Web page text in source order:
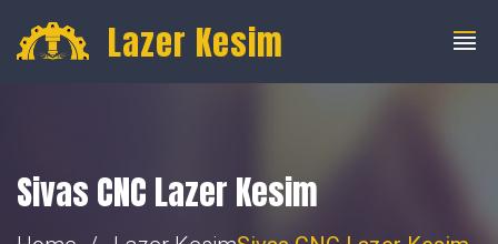
info@fibercnclazer.com
Lazer Kesim
Sivas CNC Lazer Kesim